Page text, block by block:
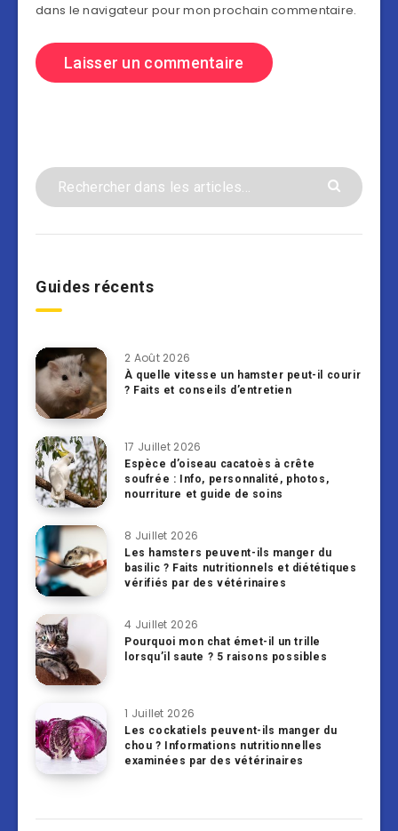
dans le navigateur pour mon prochain commentaire.
Guides récents
2 Août 2026
À quelle vitesse un hamster peut-il courir
? Faits et conseils d’entretien
17 Juillet 2026
Espèce d’oiseau cacatoès à crête
soufrée : Info, personnalité, photos,
nourriture et guide de soins
8 Juillet 2026
Les hamsters peuvent-ils manger du
basilic ? Faits nutritionnels et diététiques
vérifiés par des vétérinaires
4 Juillet 2026
Pourquoi mon chat émet-il un trille
lorsqu’il saute ? 5 raisons possibles
1 Juillet 2026
Les cockatiels peuvent-ils manger du
chou ? Informations nutritionnelles
examinées par des vétérinaires